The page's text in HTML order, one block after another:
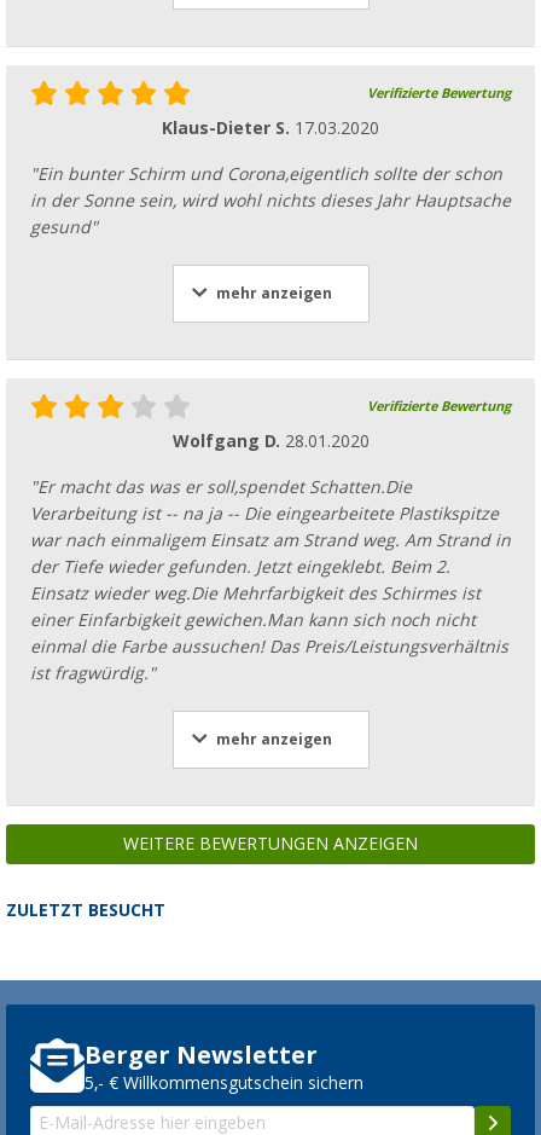
Verifizierte Bewertung
Klaus-Dieter S. 17.03.2020
"Ein bunter Schirm und Corona,eigentlich sollte der schon
in der Sonne sein, wird wohl nichts dieses Jahr Hauptsache
gesund"
mehr anzeigen
Verifizierte Bewertung
Wolfgang D. 28.01.2020
"Er macht das was er soll,spendet Schatten.Die
Verarbeitung ist -- na ja -- Die eingearbeitete Plastikspitze
war nach einmaligem Einsatz am Strand weg. Am Strand in
der Tiefe wieder gefunden. Jetzt eingeklebt. Beim 2.
Einsatz wieder weg.Die Mehrfarbigkeit des Schirmes ist
einer Einfarbigkeit gewichen.Man kann sich noch nicht
einmal die Farbe aussuchen! Das Preis/Leistungsverhältnis
ist fragwürdig."
mehr anzeigen
WEITERE BEWERTUNGEN ANZEIGEN
ZULETZT BESUCHT
Berger Newsletter
5,- € Willkommensgutschein sichern